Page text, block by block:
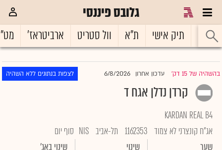
גלובס פיננסי
ראשי תיק אישי ת"א וול סטריט ארביטראז'
בהשהיה של 15 דק' |עדכון אחרון 6/8/2026 לצפות בנתונים ללא השהיה
קרדן נדלן אגח ד
KARDAN REAL B4
אג"ח קונצרני לא צמוד 1162353 תל-אביב NIS סוף יום
שער
שינוי שינוי באג'